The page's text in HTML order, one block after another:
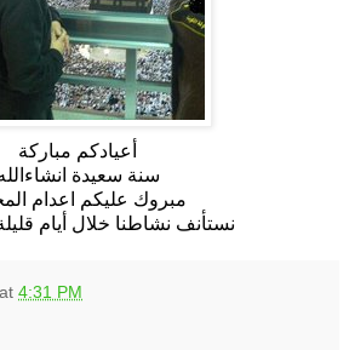
أعيادكم مباركة
سنة سعيدة
مبروك عليكم اعدام
نستأنف نشاطنا خلال أيام
at 4:31 PM